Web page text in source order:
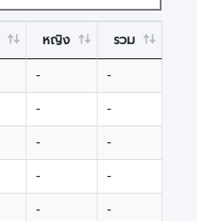
หญิง
รวม
-
-
-
-
-
-
-
-
-
-